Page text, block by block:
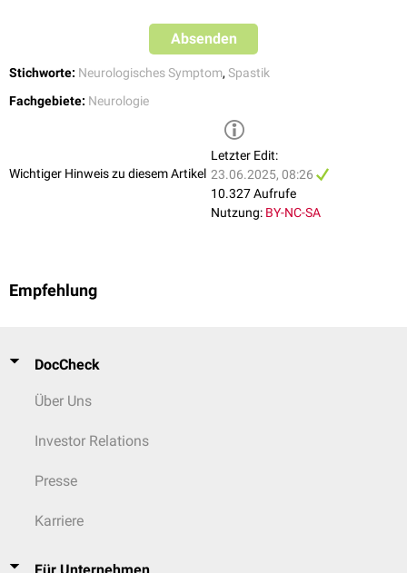
Absenden
Stichworte: Neurologisches Symptom, Spastik
Fachgebiete: Neurologie
Wichtiger Hinweis zu diesem Artikel
Letzter Edit:
23.06.2025, 08:26
10.327 Aufrufe
Nutzung: BY-NC-SA
Empfehlung
DocCheck
Über Uns
Investor Relations
Presse
Karriere